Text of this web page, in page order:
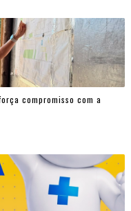
compromisso com a